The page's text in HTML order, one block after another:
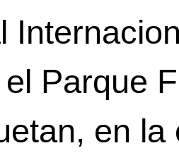
Parque
en